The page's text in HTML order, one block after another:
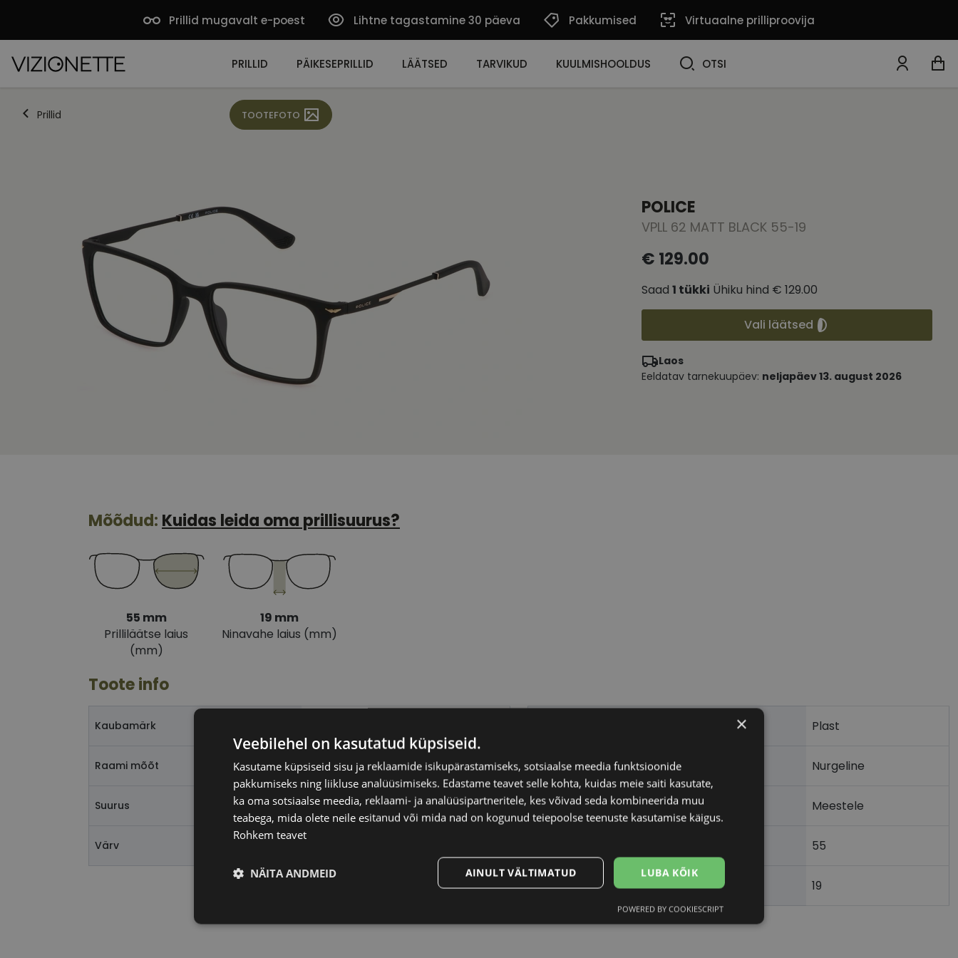
Prillid mugavalt e-poest Lihtne tagastamine 30 päeva Pakkumised Virtuaalne prilliproovija
PRILLID PÄIKESEPRILLID LÄÄTSED TARVIKUD KUULMISHOOLDUS OTSI
Prillid TOOTEFOTO
POLICE
VPLL 62 MATT BLACK 55-19
€ 129.00
Saad 1 tükki Ühiku hind € 129.00
Vali läätsed
Laos
Eeldatav tarnekuupäev: neljapäev 13. august 2026
Mõõdud: Kuidas leida oma prillisuurus?
55 mm
Prilliläätse laius
(mm)
19 mm
Ninavahe laius (mm)
Toote info
Kaubamärk
Raami mõõt 55-19
Suurus L
Värv
Plast
Raami kuju Nurgeline
Kliendirühm Meestele
55
Ninavahe laius (mm) 19
×
Veebilehel on kasutatud küpsiseid.
Kasutame küpsiseid sisu ja reklaamide isikupärastamiseks, sotsiaalse meedia funktsioonide
pakkumiseks ning liikluse analüüsimiseks. Edastame teavet selle kohta, kuidas meie saiti kasutate,
ka oma sotsiaalse meedia, reklaami- ja analüüsipartneritele, kes võivad seda kombineerida muu
teabega, mida olete neile esitanud või mida nad on kogunud teiepoolse teenuste kasutamise käigus.
Rohkem teavet
LUBA KÕIK
AINULT VÄLTIMATUD
NÄITA ANDMEID
Eelistused
POWERED BY COOKIESCRIPT